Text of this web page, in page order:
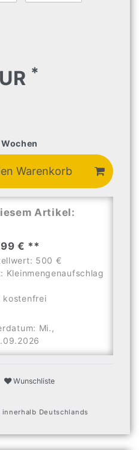
*
Warenkorb
Artikel:
€ **
500 €
Kleinmengenaufschlag
kostenfrei
Mi.,
Wunschliste
Deutschlands